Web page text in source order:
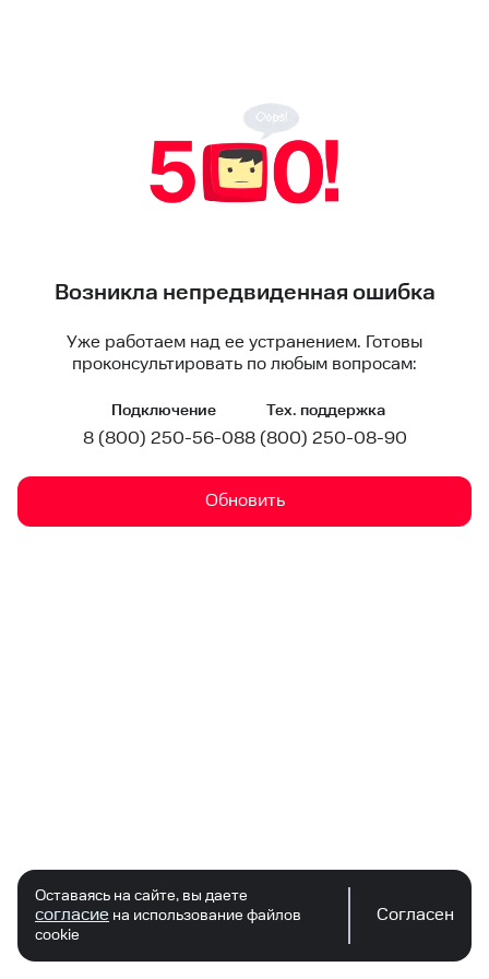
Возникла непредвиденная ошибка
Уже работаем над ее устранением. Готовы
проконсультировать по любым вопросам:
Подключение
8 (800) 250-56-08
Тех. поддержка
8 (800) 250-08-90
Обновить
Оставаясь на сайте, вы даете
согласие на использование файлов
cookie
Согласен